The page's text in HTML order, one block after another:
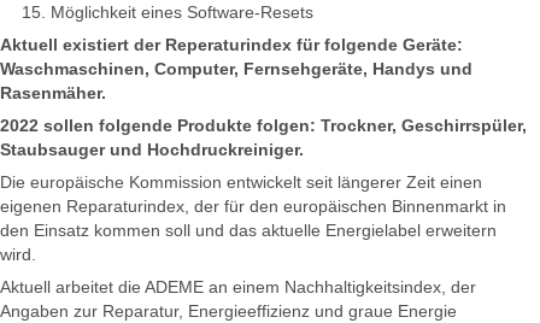
Möglichkeit eines Software-Resets
Aktuell existiert der Reperaturindex für folgende Geräte:
Waschmaschinen, Computer, Fernsehgeräte, Handys und
Rasenmäher.
2022 sollen folgende Produkte folgen: Trockner, Geschirrspüler,
Staubsauger und Hochdruckreiniger.
Die europäische Kommission entwickelt seit längerer Zeit einen
eigenen Reparaturindex, der für den europäischen Binnenmarkt in
den Einsatz kommen soll und das aktuelle Energielabel erweitern
wird.
Aktuell arbeitet die ADEME an einem Nachhaltigkeitsindex, der
Angaben zur Reparatur, Energieeffizienz und graue Energie